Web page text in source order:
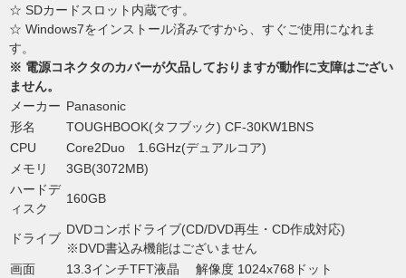
☆ SDカードスロット内蔵です。
☆ Windows7をインストール済みですから、すぐご使用になれま
す。
※ 電源コネクタのカバーが欠品しておりますが動作に支障はござい
ません。
メーカー Panasonic
形名
TOUGHBOOK(タフブック) CF-30KW1BNS
CPU
Core2Duo 1.6GHz(デュアルコア)
メモリ
3GB(3072MB)
ハードデ
ィスク
160GB
ドライブ
DVDコンボドライブ(CD/DVD再生・CD作成対応)
※DVD書込み機能はございません
画面
13.3インチTFT液晶 解像度 1024x768ドット